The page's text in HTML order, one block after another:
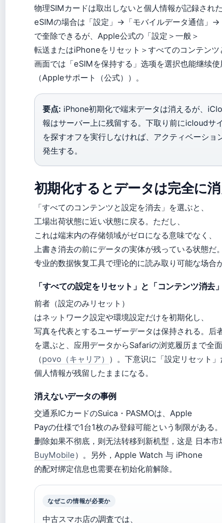
物理SIMカードは取出しないと個人情報が記録され
eSIMの場合は「設定」→「モバイルデータ通信」→
で奎除できるが、Apple公式の「設定＞一般＞
転送またはiPhoneをリセット＞すべてのコンテンツ
画面では「eSIMを保持する」选项を選択也能继续
（Appleサポート（公式））。
要点: iPhone初期化で端末データは消えるが、
報はサーバー上に残留する。下取り前にicloudサ
を探すオフを実行しなければ、アクティベーショ
発生する。
初期化するとデータは完全に
「すべてのコンテンツと設定を消去」を選ぶと、
工場出荷状態に近い状態に戻る。ただし、
これは端末内の存储領域がゼロになる意味でなく、
上書き消去の前にデータの実体が残っている状態だ
专业的数据恢复工具で理论的に読み取り可能な场合
「すべての設定をリセット」と「コンテンツ消去
前者（設定のみリセット）
はネットワーク設定や環境設定だけを初期化し、
写真を代表とするユーザーデータは保持される。后
を選ぶと、应用データからSafariの浏览履历まで全
（povo（キャリア） ）。下意识に「設定リセット
個人情報が残留したままになる。
消えないデータの事例
交通系ICカードのSuica・PASMOは、Apple
Payの仕様で1台1枚のみ登録可能という制限がある
删除如果不彻底，则无法转移到新机型，这是 日本市
BuyMobile）。另外，Apple Watch 与 iPhone
的配对绑定信息也需要在初始化前解除。
なぜこの情報が必要か
中古スマホ店の調査では、